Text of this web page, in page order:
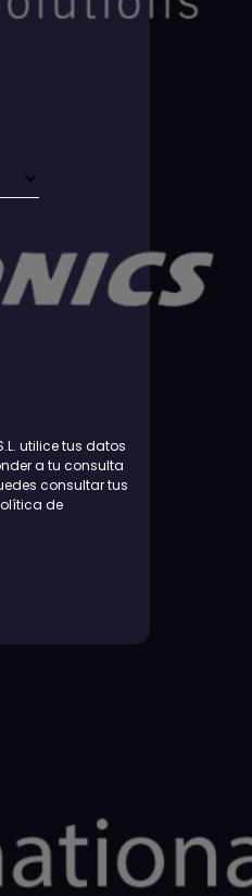
utilice tus datos
a tu consulta
consultar tus
de